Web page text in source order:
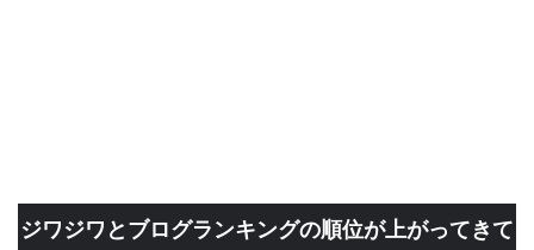
ジワジワとブログランキングの順位が上がってきて